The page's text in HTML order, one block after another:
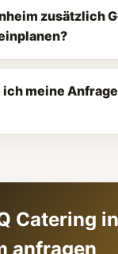
zusätzlich
meine
Catering in
anfragen